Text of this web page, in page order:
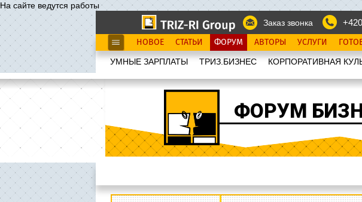
На сайте ведутся работы
Заказ звонка
НОВОЕ СТАТЬИ ФОРУМ АВТОРЫ УСЛУГИ
УМНЫЕ ЗАРПЛАТЫ ТРИЗ.БИЗНЕС КОРПОРАТИВНАЯ
ФОРУМ